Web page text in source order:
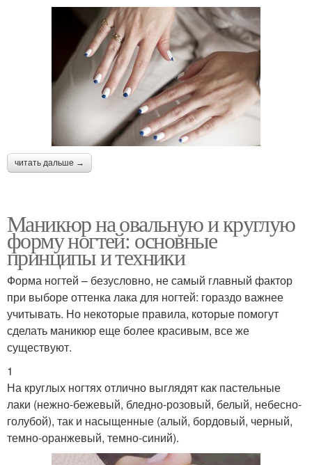
читать дальше →
Маникюр на овальную и круглую
форму ногтей: основные
принципы и техники
Форма ногтей – безусловно, не самый главный фактор
при выборе оттенка лака для ногтей: гораздо важнее
учитывать. Но некоторые правила, которые помогут
сделать маникюр еще более красивым, все же
существуют.
1
На круглых ногтях отлично выглядят как пастельные
лаки (нежно-бежевый, бледно-розовый, белый, небесно-
голубой), так и насыщенные (алый, бордовый, черный,
темно-оранжевый, темно-синий).